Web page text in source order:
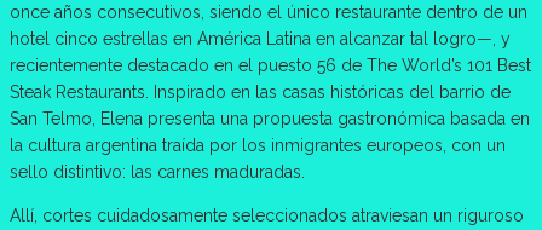
once años consecutivos, siendo el único restaurante dentro de un
hotel cinco estrellas en América Latina en alcanzar tal logro—, y
recientemente destacado en el puesto 56 de The World’s 101 Best
Steak Restaurants. Inspirado en las casas históricas del barrio de
San Telmo, Elena presenta una propuesta gastronómica basada en
la cultura argentina traída por los inmigrantes europeos, con un
sello distintivo: las carnes maduradas.
Allí, cortes cuidadosamente seleccionados atraviesan un riguroso